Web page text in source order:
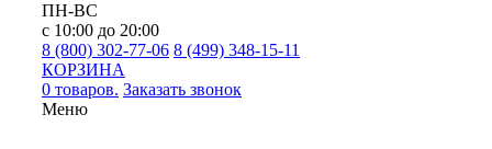
ПН-ВС
с 10:00 до 20:00
8 (800) 302-77-06 8 (499) 348-15-11
КОРЗИНА
0 товаров. Заказать звонок
Меню